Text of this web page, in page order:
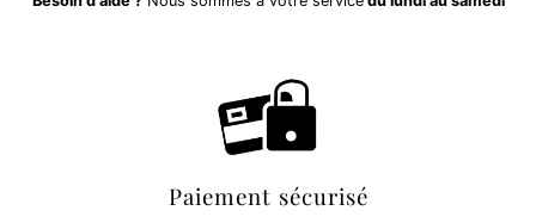
Paiement sécurisé